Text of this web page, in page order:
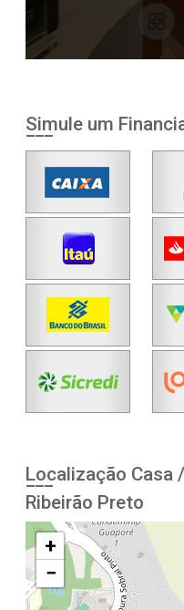
Simule um
Localização Casa
Ribeirão Preto
+
−